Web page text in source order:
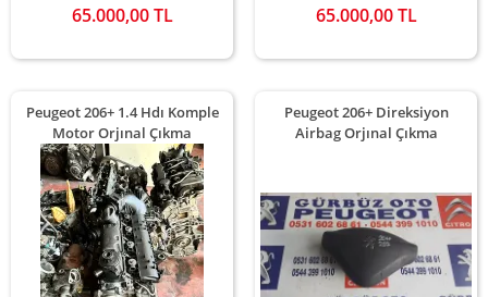
65.000,00 TL 65.000,00 TL
Peugeot 206+ 1.4 Hdı Komple
Motor Orjınal Çıkma
Peugeot 206+ Direksiyon
Airbag Orjınal Çıkma